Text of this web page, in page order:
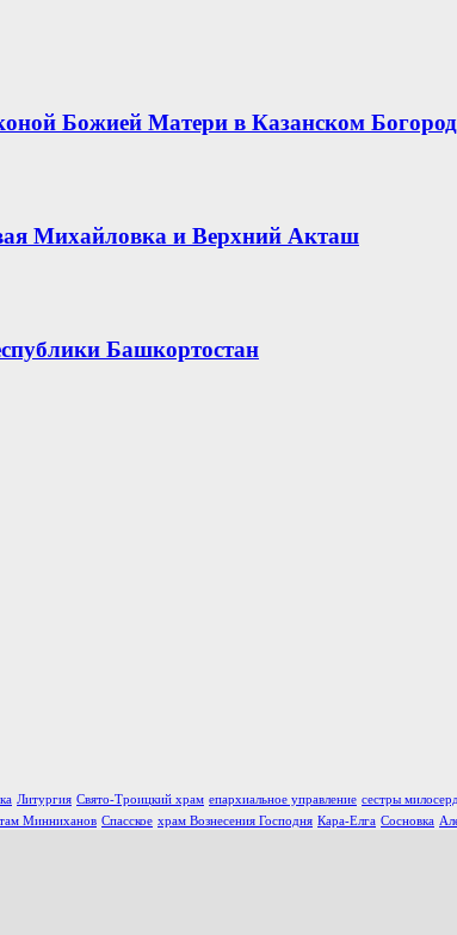
Божией Матери в Казанском
Михайловка и Верхний Акташ
Башкортостан
Литургия Свято-Троицкий храм епархиальное управление сестры
Минниханов Спасское храм Вознесения Господня Кара-Елга Сосновка